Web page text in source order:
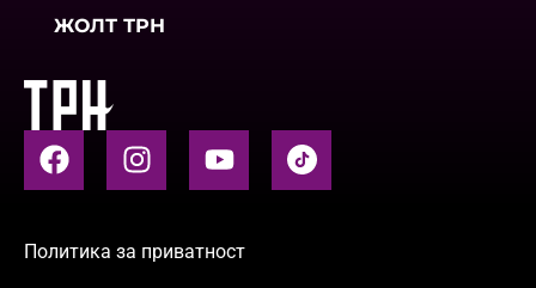
ЖОЛТ ТРН
Политика за приватност